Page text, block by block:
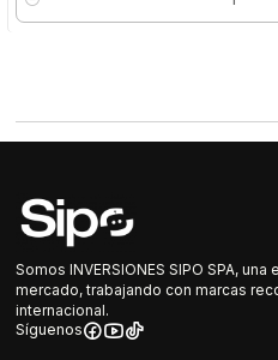
Cantidad
Somos INVERSIONES SIPO SPA,
mercado, trabajando con marcas
internacional.
Síguenos